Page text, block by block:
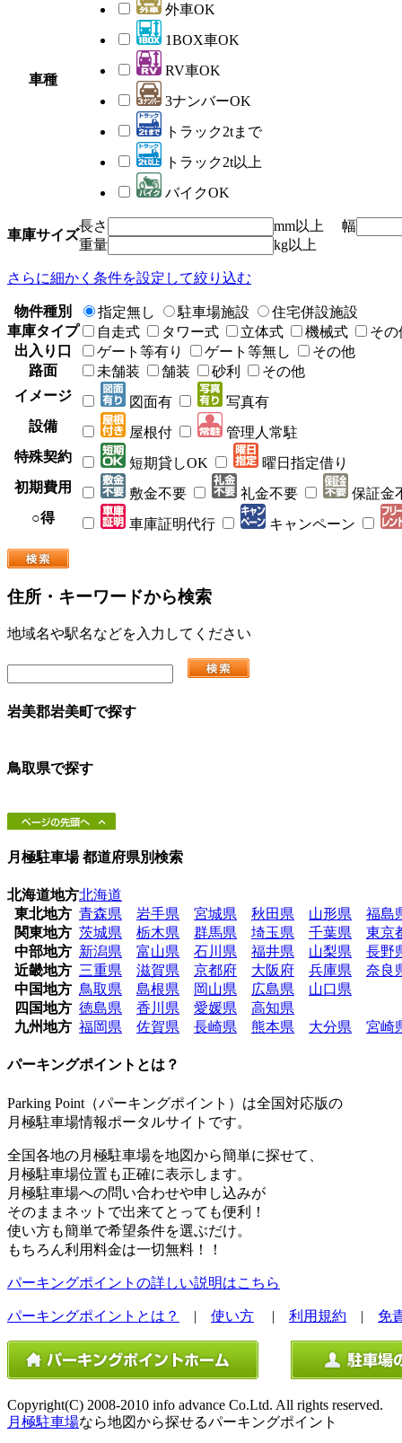
車種
外車OK
1BOX車OK
RV車OK
3ナンバーOK
トラック2tまで
トラック2t以上
バイクOK
車庫サイズ
長さ mm以上 幅
重量
kg以上
さらに細かく条件を設定して絞り込む
物件種別 指定無し 駐車場施設
住宅併設施設
車庫タイプ
自走式 タワー式 立体式 機械式
その
出入り口
ゲート等有り ゲート等無し
その他
路面
未舗装 舗装 砂利
その他
イメージ
図面有
写真有
設備
屋根付
管理人常駐
特殊契約
短期貸しOK
曜日指定借り
初期費用
敷金不要 礼金不要 保証金
○得
車庫証明代行 キャンペーン
住所・キーワードから検索
地域名や駅名などを入力してください
岩美郡岩美町で探す
鳥取県で探す
月極駐車場 都道府県別検索
北海道地方北海道
東北地方 青森県 岩手県 宮城県 秋田県 山形県
福島
関東地方 茨城県 栃木県 群馬県 埼玉県 千葉県 東京
中部地方 新潟県 富山県 石川県 福井県 山梨県 長野
近畿地方 三重県 滋賀県 京都府 大阪府 兵庫県 奈良
中国地方 鳥取県 島根県 岡山県 広島県
山口県
四国地方 徳島県 香川県 愛媛県
高知県
九州地方 福岡県 佐賀県 長崎県 熊本県 大分県 宮崎
パーキングポイントとは？
Parking Point（パーキングポイント）は全国対応版の
月極駐車場情報ポータルサイトです。
全国各地の月極駐車場を地図から簡単に探せて、
月極駐車場位置も正確に表示します。
月極駐車場への問い合わせや申し込みが
そのままネットで出来てとっても便利！
使い方も簡単で希望条件を選ぶだけ。
もちろん利用料金は一切無料！！
パーキングポイントの詳しい説明はこちら
パーキングポイントとは？ | 使い方 | 利用規約 | 免
Copyright(C) 2008-2010 info advance Co.Ltd. All rights reserved.
月極駐車場なら地図から探せるパーキングポイント